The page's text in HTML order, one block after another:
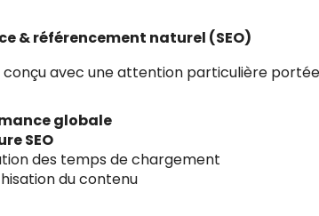
& référencement naturel (SEO)
conçu avec une attention particulière
globale
SEO
des temps de chargement
du contenu